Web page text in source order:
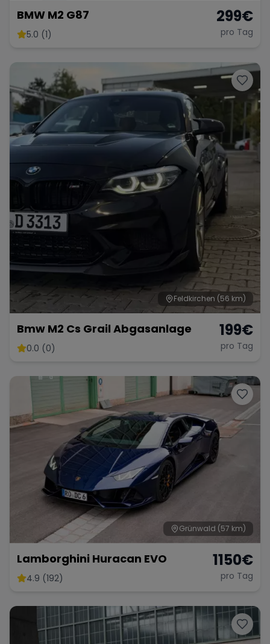
BMW M2 G87
5.0 (1)
299€
pro Tag
Feldkirchen (56 km)
Bmw M2 Cs Grail Abgasanlage
0.0 (0)
199€
pro Tag
Grünwald (57 km)
Lamborghini Huracan EVO
4.9 (192)
1150€
pro Tag